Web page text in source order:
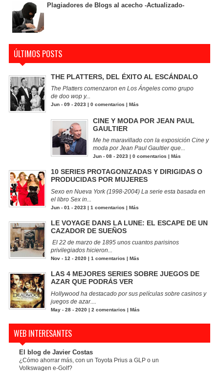
Plagiadores de Blogs al acecho -Actualizado-
ÚLTIMOS POSTS
THE PLATTERS, DEL ÉXITO AL ESCÁNDALO
The Platters comenzaron en Los Ángeles como grupo
de doo wop y...
Jun - 09 - 2023 | 0 comentarios Más
CINE Y MODA POR JEAN PAUL
GAULTIER
Me he maravillado con la exposición Cine y
moda por Jean Paul Gaultier que...
Jun - 08 - 2023 | 0 comentarios Más
10 SERIES PROTAGONIZADAS Y DIRIGIDAS O
PRODUCIDAS POR MUJERES
Sexo en Nueva York (1998-2004) La serie esta basada en
el libro Sex in...
Jun - 01 - 2023 | 1 comentarios | Más
LE VOYAGE DANS LA LUNE: EL ESCAPE DE UN
CAZADOR DE SUEÑOS
El 22 de marzo de 1895 unos cuantos parisinos
privilegiados hicieron...
Nov - 12 - 2020 | 1 comentarios | Más
LAS 4 MEJORES SERIES SOBRE JUEGOS DE
AZAR QUE PODRÁS VER
Hollywood ha destacado por sus películas sobre casinos y
juegos de azar....
May - 28 - 2020 | 2 comentarios | Más
WEB INTERESANTES
El blog de Javier Costas
¿Cómo ahorrar más, con un Toyota Prius a GLP o un
Volkswagen e-Golf?